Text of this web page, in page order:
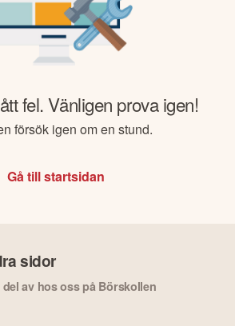
fel. Vänligen prova igen!
försök igen om en stund.
Gå till startsidan
sidor
av hos oss på Börskollen